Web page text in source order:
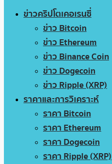
ข่าวคริปโตเคอเรนซี่
ข่าว Bitcoin
ข่าว Ethereum
ข่าว Binance Coin
ข่าว Dogecoin
ข่าว Ripple (XRP)
ราคาและการวิเคราะห์
ราคา Bitcoin
ราคา Ethereum
ราคา Dogecoin
ราคา Ripple (XRP)